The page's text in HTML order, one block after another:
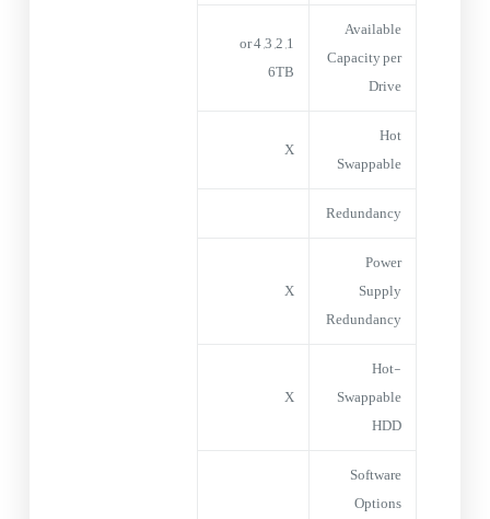
Available
Capacity per
Drive
1, 2, 3, 4 or
6TB
Hot
Swappable
X
Redundancy
Power
Supply
Redundancy
X
Hot-
Swappable
HDD
X
Software
Options